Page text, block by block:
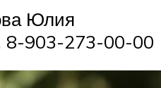
Юлия
8-903-273-00-00